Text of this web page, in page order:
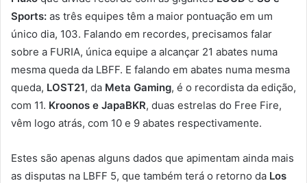
Sports: as três equipes têm a maior pontuação em um
único dia, 103. Falando em recordes, precisamos falar
sobre a FURIA, única equipe a alcançar 21 abates numa
mesma queda da LBFF. E falando em abates numa mesma
queda, LOST21, da Meta Gaming, é o recordista da edição,
com 11. Kroonos e JapaBKR, duas estrelas do Free Fire,
vêm logo atrás, com 10 e 9 abates respectivamente.
Estes são apenas alguns dados que apimentam ainda mais
as disputas na LBFF 5, que também terá o retorno da Los